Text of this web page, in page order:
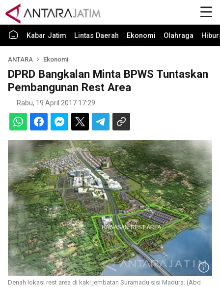
Kabar Jatim Lintas Daerah Ekonomi Olahraga
ANTARA Ekonomi
DPRD Bangkalan Minta BPWS Tuntaskan
Pembangunan Rest Area
Rabu, 19 April 2017 17:29
Denah lokasi rest area di kaki jembatan Suramadu sisi Madura. (Abd